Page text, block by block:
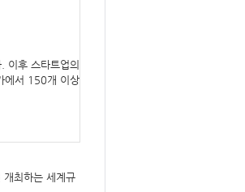
이후 스타트업의
에서 150개 이상
개최하는 세계규